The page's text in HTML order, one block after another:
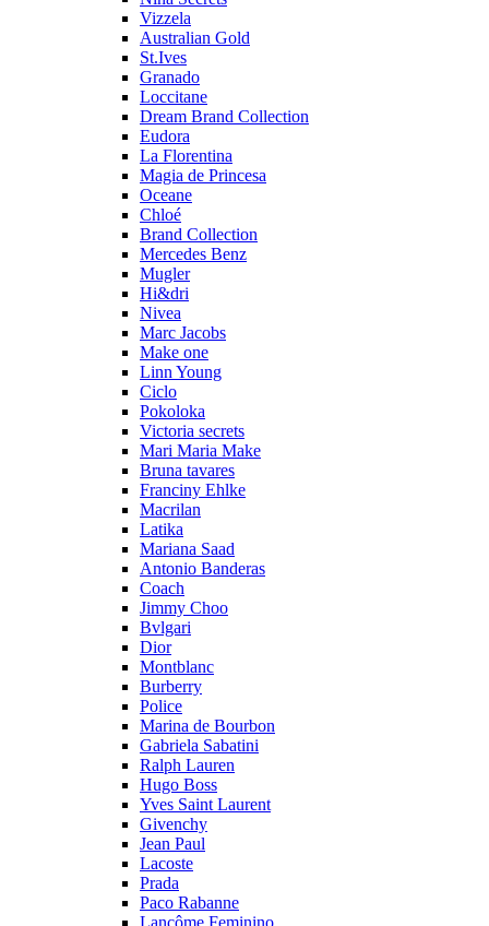
Vizzela
Australian Gold
St.Ives
Granado
Loccitane
Dream Brand Collection
Eudora
La Florentina
Magia de Princesa
Oceane
Chloé
Brand Collection
Mercedes Benz
Mugler
Hi&dri
Nivea
Marc Jacobs
Make one
Linn Young
Ciclo
Pokoloka
Victoria secrets
Mari Maria Make
Bruna tavares
Franciny Ehlke
Macrilan
Latika
Mariana Saad
Antonio Banderas
Coach
Jimmy Choo
Bvlgari
Dior
Montblanc
Burberry
Police
Marina de Bourbon
Gabriela Sabatini
Ralph Lauren
Hugo Boss
Yves Saint Laurent
Givenchy
Jean Paul
Lacoste
Prada
Paco Rabanne
Lancôme Feminino